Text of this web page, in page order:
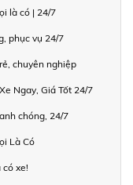
là có | 24/7
phục vụ 24/7
chuyên nghiệp
Ngay, Giá Tốt 24/7
chóng, 24/7
Là Có
có xe!